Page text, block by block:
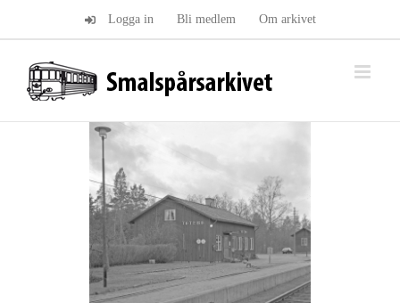
Logga in Bli medlem Om arkivet